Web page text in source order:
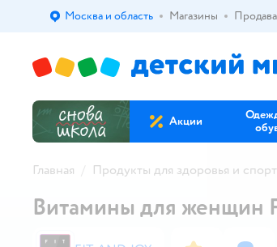
Выбор адреса доставки.
Москва и область Магазины
Акции
Главная Продукты для здоровья и
Витамины для женщин